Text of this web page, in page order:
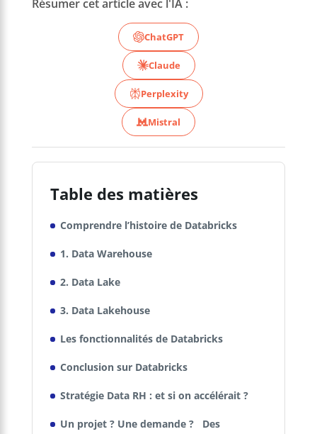
Résumer cet article avec l'IA :
ChatGPT
Claude
Perplexity
Mistral
Table des matières
Comprendre l’histoire de Databricks
1. Data Warehouse
2. Data Lake
3. Data Lakehouse
Les fonctionnalités de Databricks
Conclusion sur Databricks
Stratégie Data RH : et si on accélérait ?
Un projet ? Une demande ? Des